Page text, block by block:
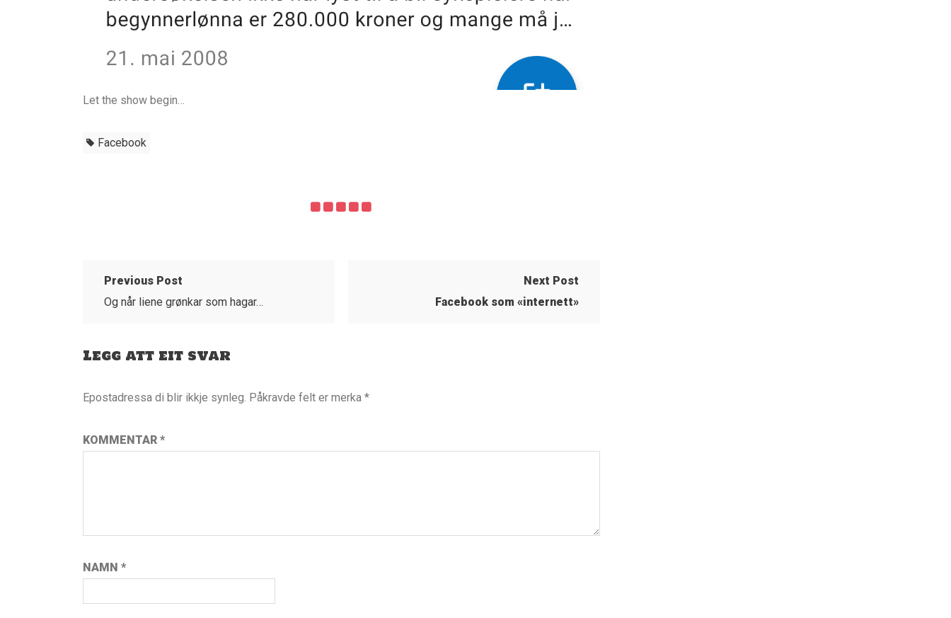
Let the show begin…
Facebook
Previous Post
Og når liene grønkar som hagar…
Next Post
Facebook som «internett»
Legg att eit svar
Epostadressa di blir ikkje synleg. Påkravde felt er merka *
KOMMENTAR *
NAMN *